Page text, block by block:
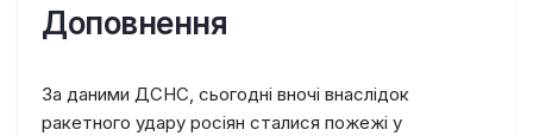
Доповнення
За даними ДСНС, сьогодні вночі внаслідок
ракетного удару росіян сталися пожежі у